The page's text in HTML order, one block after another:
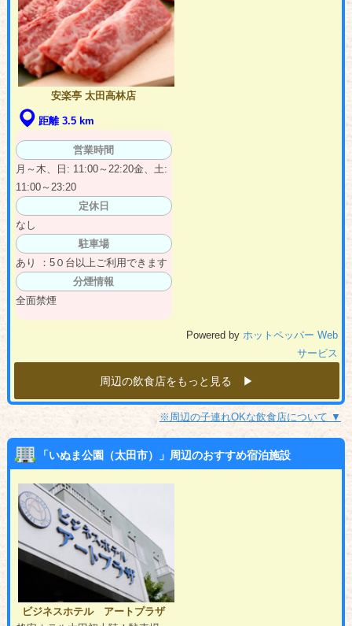
安楽亭 太田高林店
距離 3.5 km
営業時間
月～木、日: 11:00～22:20金、土:
11:00～23:20
定休日
なし
駐車場
あり ：5０台以上ご利用できます
分煙情報
全面禁煙
Powered byホットペッパー Web
サービス
周辺の飲食店をもっと見る ▶︎
※周辺の子連れOKな飲食店について ▼
「いぬま公園（太田市）」周辺のおすすめ宿泊施設
ビジネスホテル アートプラザ